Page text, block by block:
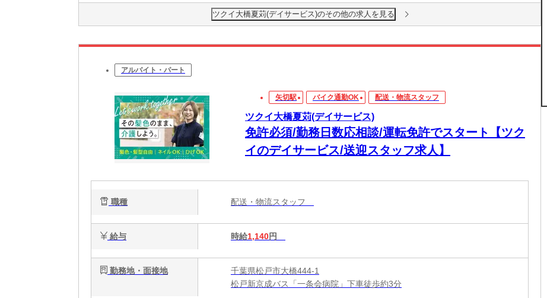
ツクイ大橋夏苅(デイサービス)のその他の求人を見る
アルバイト・パート
矢切駅 バイク通勤OK 配送・物流スタッフ
ツクイ大橋夏苅(デイサービス)
免許必須/勤務日数応相談/運転免許でスタート【ツク
イのデイサービス/送迎スタッフ求人】
職種 配送・物流スタッフ
給与 時給1,140円
勤務地・面接地
千葉県松戸市大橋444-1
松戸新京成バス「一条会病院」下車徒歩約3分